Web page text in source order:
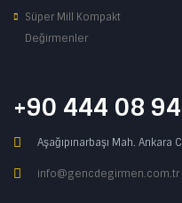
Süper Mill Kompakt
Değirmenler
+90 444 08 94
Aşağıpınarbaşı Mah.
info@gencdegirmen.com.tr